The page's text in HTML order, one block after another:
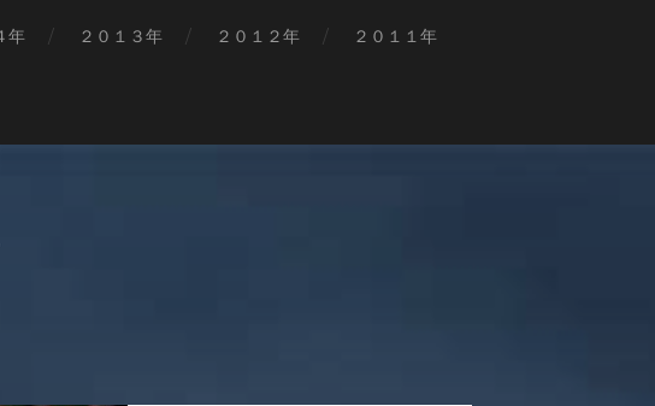
年 ２０１３年 ２０１２年 ２０１１年